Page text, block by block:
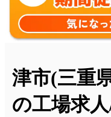
津市(三重
の工場求